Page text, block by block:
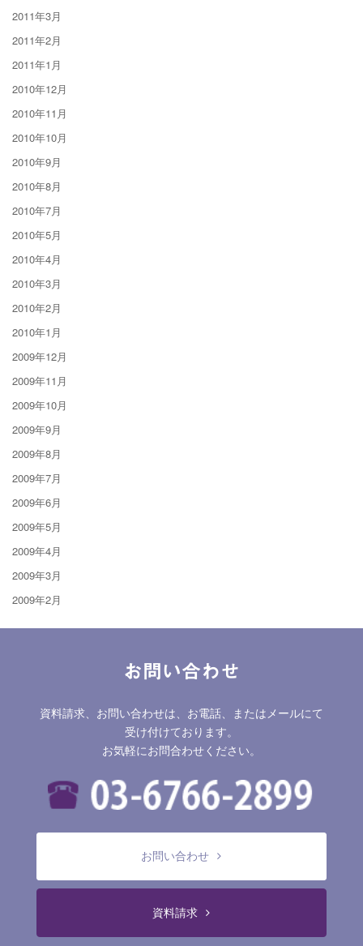
2011年3月
2011年2月
2011年1月
2010年12月
2010年11月
2010年10月
2010年9月
2010年8月
2010年7月
2010年5月
2010年4月
2010年3月
2010年2月
2010年1月
2009年12月
2009年11月
2009年10月
2009年9月
2009年8月
2009年7月
2009年6月
2009年5月
2009年4月
2009年3月
2009年2月
お問い合わせ
資料請求、お問い合わせは、お電話、またはメールにて
受け付けております。
お気軽にお問合わせください。
お問い合わせ
資料請求